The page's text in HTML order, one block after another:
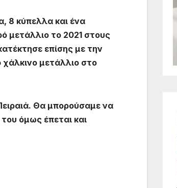
8 κύπελλα και ένα
μετάλλιο το 2021 στους
επίσης με την
μετάλλιο στο
Θα μπορούσαμε να
όμως έπεται και